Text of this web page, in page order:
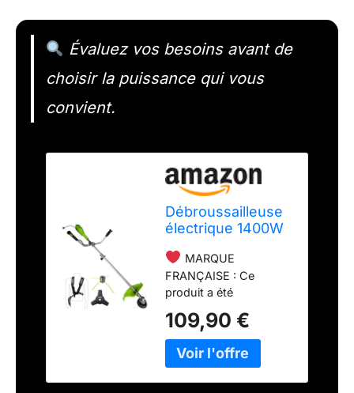
Évaluez vos besoins avant de
choisir la puissance qui vous
convient.
Débroussailleuse
électrique 1400W
bordure - Tête
double fil - Tête
universelle alu -
lame 3 dents
MARQUE
FRANÇAISE : Ce
produit a été
sélectionné et testé par
nos équipes en Haute-
Loire. Pièces de
109,90 €